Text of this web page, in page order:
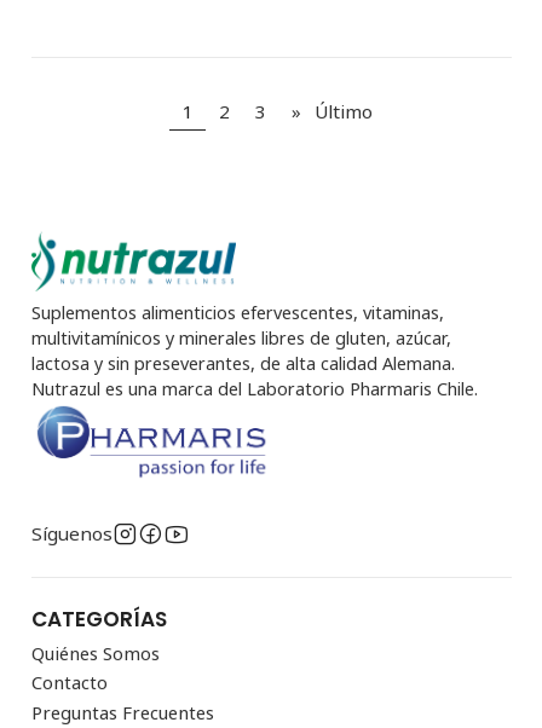
1 2 3 » Último
Suplementos alimenticios efervescentes, vitaminas,
multivitamínicos y minerales libres de gluten, azúcar,
lactosa y sin preseverantes, de alta calidad Alemana.
Nutrazul es una marca del Laboratorio Pharmaris Chile.
Síguenos
CATEGORÍAS
Quiénes Somos
Contacto
Preguntas Frecuentes